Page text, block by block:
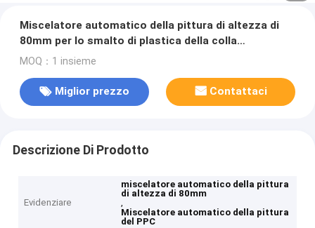
Miscelatore automatico della pittura di altezza di
80mm per lo smalto di plastica della colla
dell'inchiostro del PPC del PVC
MOQ：1 insieme
Miglior prezzo Contattaci
Descrizione Di Prodotto
Evidenziare
miscelatore automatico della pittura
di altezza di 80mm
,
Miscelatore automatico della pittura
del PPC